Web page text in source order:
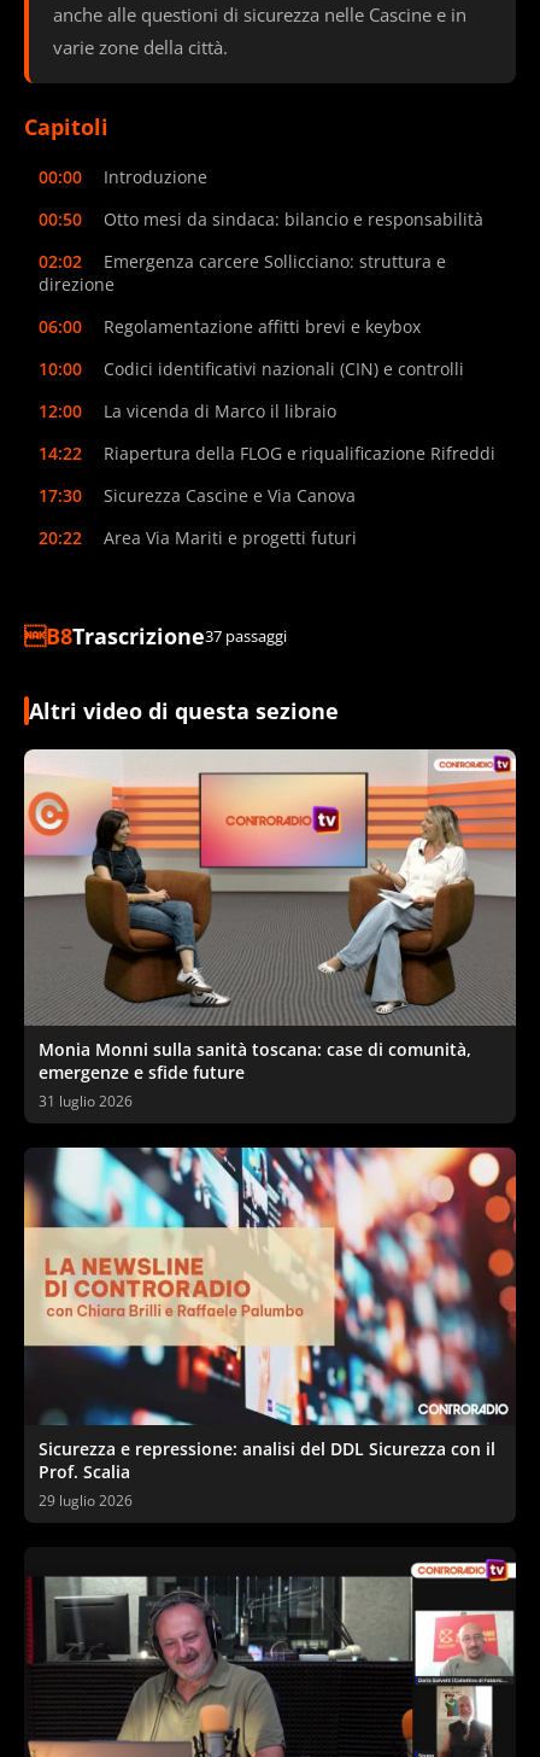
anche alle questioni di sicurezza nelle Cascine e in
varie zone della città.
Capitoli
00:00
Introduzione
00:50
Otto mesi da sindaca: bilancio e responsabilità
02:02
Emergenza carcere Sollicciano: struttura e
direzione
06:00
Regolamentazione affitti brevi e keybox
10:00
Codici identificativi nazionali (CIN) e controlli
12:00
La vicenda di Marco il libraio
14:22
Riapertura della FLOG e riqualificazione Rifreddi
17:30
Sicurezza Cascine e Via Canova
20:22
Area Via Mariti e progetti futuri
Trascrizione37 passaggi
Altri video di questa sezione
Monia Monni sulla sanità toscana: case di comunità,
emergenze e sfide future
31 luglio 2026
Sicurezza e repressione: analisi del DDL Sicurezza con il
Prof. Scalia
29 luglio 2026